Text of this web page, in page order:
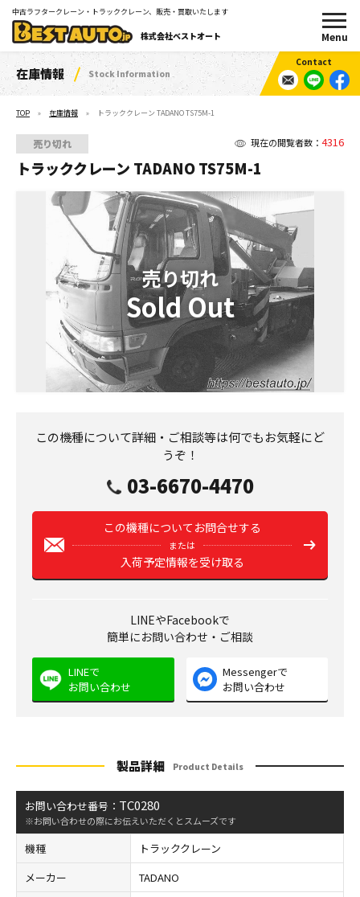
中古ラフタークレーン・トラッククレーン、販売・買取いたします
株式会社ベストオート
在庫情報 Stock Information
TOP 在庫情報 トラッククレーン TADANO TS75M-1
現在の閲覧者数： 4316
売り切れ
トラッククレーン TADANO TS75M-1
この機種について詳細・ご相談等は何でもお気軽にど
うぞ！
03-6670-4470
この機種についてお問合せする
または
入荷予定情報を受け取る
LINEやFacebookで
簡単にお問い合わせ・ご相談
LINEで
お問い合わせ
Messengerで
お問い合わせ
製品詳細 Product Details
お問い合わせ番号： TC0280
※お問い合わせの際にお伝えいただくとスムーズです
機種
トラッククレーン
メーカー
TADANO